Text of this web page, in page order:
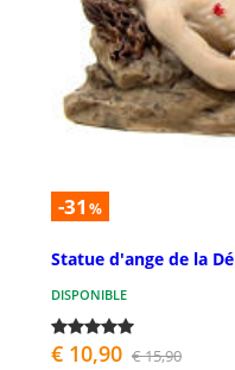
-31 %
Statue d'ange de la
DISPONIBLE
€ 10,90 € 15,90